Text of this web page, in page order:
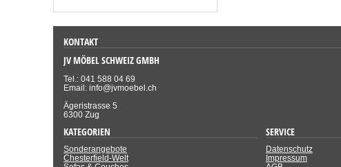
KONTAKT
JV MÖBEL SCHWEIZ GMBH
Tel.: 041 588 04 69
Email: info@jvmoebel.ch
Ägeristrasse 5
6300 Zug
KATEGORIEN
Sonderangebote
Chesterfield-Welt
SERVICE
Datenschutz
Impressum